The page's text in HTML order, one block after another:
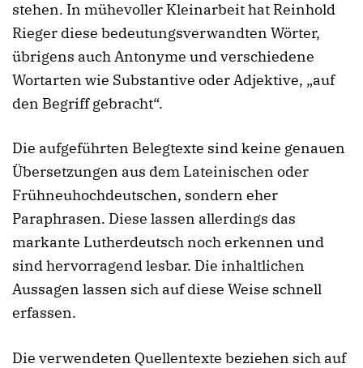
stehen. In mühevoller Kleinarbeit hat Reinhold
Rieger diese bedeutungsverwandten Wörter,
übrigens auch Antonyme und verschiedene
Wortarten wie Substantive oder Adjektive, „auf
den Begriff gebracht“.
Die aufgeführten Belegtexte sind keine genauen
Übersetzungen aus dem Lateinischen oder
Frühneuhochdeutschen, sondern eher
Paraphrasen. Diese lassen allerdings das
markante Lutherdeutsch noch erkennen und
sind hervorragend lesbar. Die inhaltlichen
Aussagen lassen sich auf diese Weise schnell
erfassen.
Die verwendeten Quellentexte beziehen sich auf